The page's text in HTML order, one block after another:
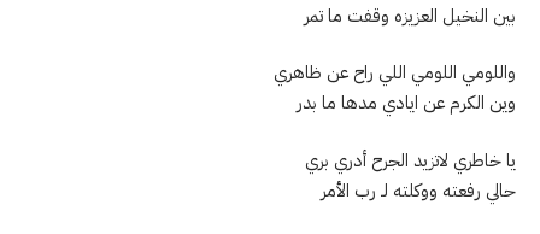
بين النخيل العزيزه وقفت ما تمر
واللومي اللومي اللي راح عن ظاهري
وين الكرم عن ايادي مدها ما بدر
يا خاطري لاتزيد الجرح أدري بري
حالي رفعته ووكلته لـ رب الأمر